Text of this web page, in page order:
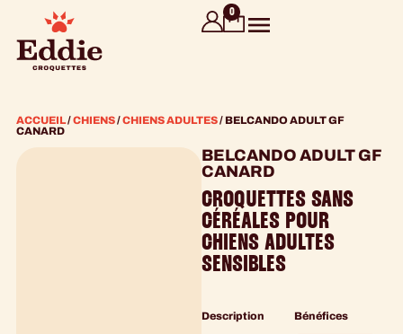
0
ACCUEIL/CHIENS/CHIENS ADULTES/ BELCANDO ADULT GF
CANARD
BELCANDO ADULT GF
CANARD
CROQUETTES SANS
CÉRÉALES POUR
CHIENS ADULTES
SENSIBLES
Description
Bénéfices